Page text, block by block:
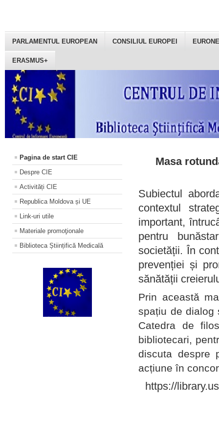
PARLAMENTUL EUROPEAN CONSILIUL EUROPEI
ERASMUS+
Pagina de start CIE
Despre CIE
Activități CIE
Republica Moldova și UE
Link-uri utile
Materiale promoţionale
Biblioteca Științifică Medicală
Masa
Subiectul
contextul
important,
pentru
societății. În
prevenției și
sănătății
Prin această
spațiu de dialog
Catedra de
bibliotecari,
discuta despre
acțiune în
https://